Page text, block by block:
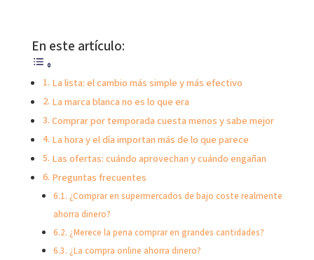
En este artículo:
La lista: el cambio más simple y más efectivo
La marca blanca no es lo que era
Comprar por temporada cuesta menos y sabe mejor
La hora y el día importan más de lo que parece
Las ofertas: cuándo aprovechan y cuándo engañan
Preguntas frecuentes
¿Comprar en supermercados de bajo coste realmente
ahorra dinero?
¿Merece la pena comprar en grandes cantidades?
¿La compra online ahorra dinero?